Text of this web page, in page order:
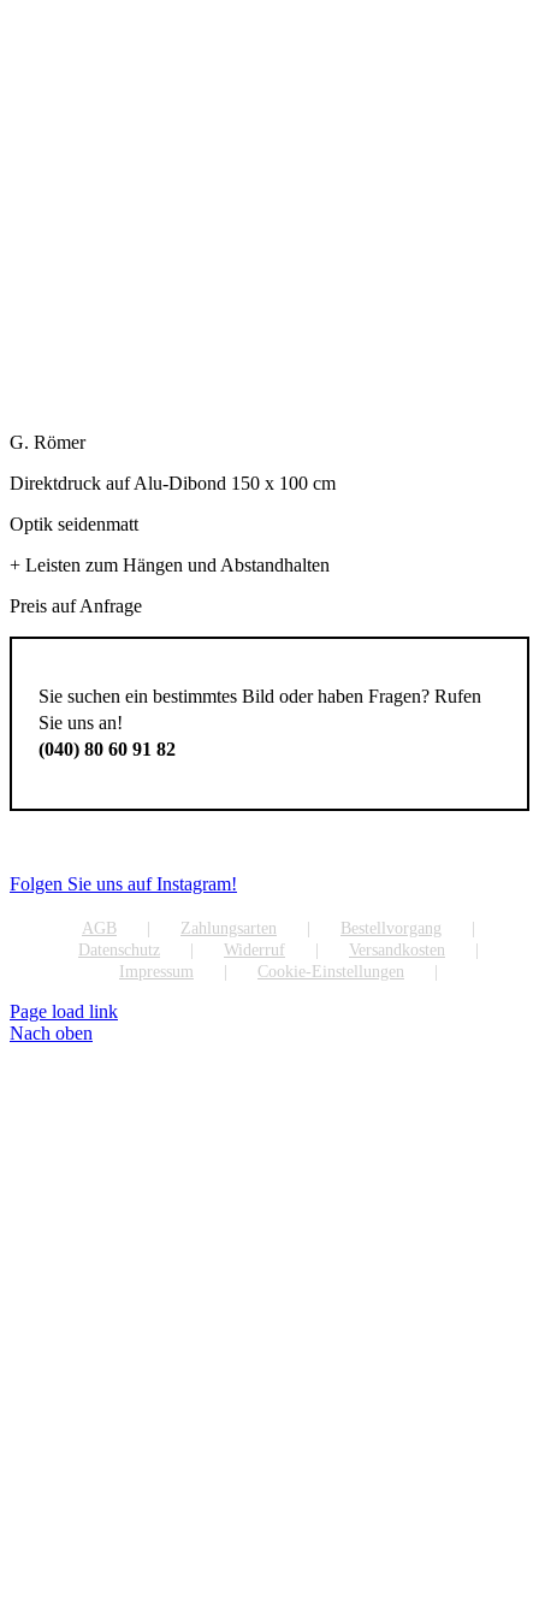
G. Römer
Direktdruck auf Alu-Dibond 150 x 100 cm
Optik seidenmatt
+ Leisten zum Hängen und Abstandhalten
Preis auf Anfrage
Sie suchen ein bestimmtes Bild oder haben Fragen? Rufen
Sie uns an!
(040) 80 60 91 82
Folgen Sie uns auf Instagram!
AGB Zahlungsarten
Bestellvorgang
Datenschutz
Widerruf
Versandkosten
Impressum
Cookie-Einstellungen
Page load link
Nach oben